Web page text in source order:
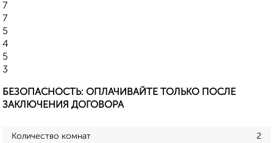
7
7
5
4
5
3
БЕЗОПАСНОСТЬ: ОПЛАЧИВАЙТЕ ТОЛЬКО ПОСЛЕ
ЗАКЛЮЧЕНИЯ ДОГОВОРА
Количество комнат 2